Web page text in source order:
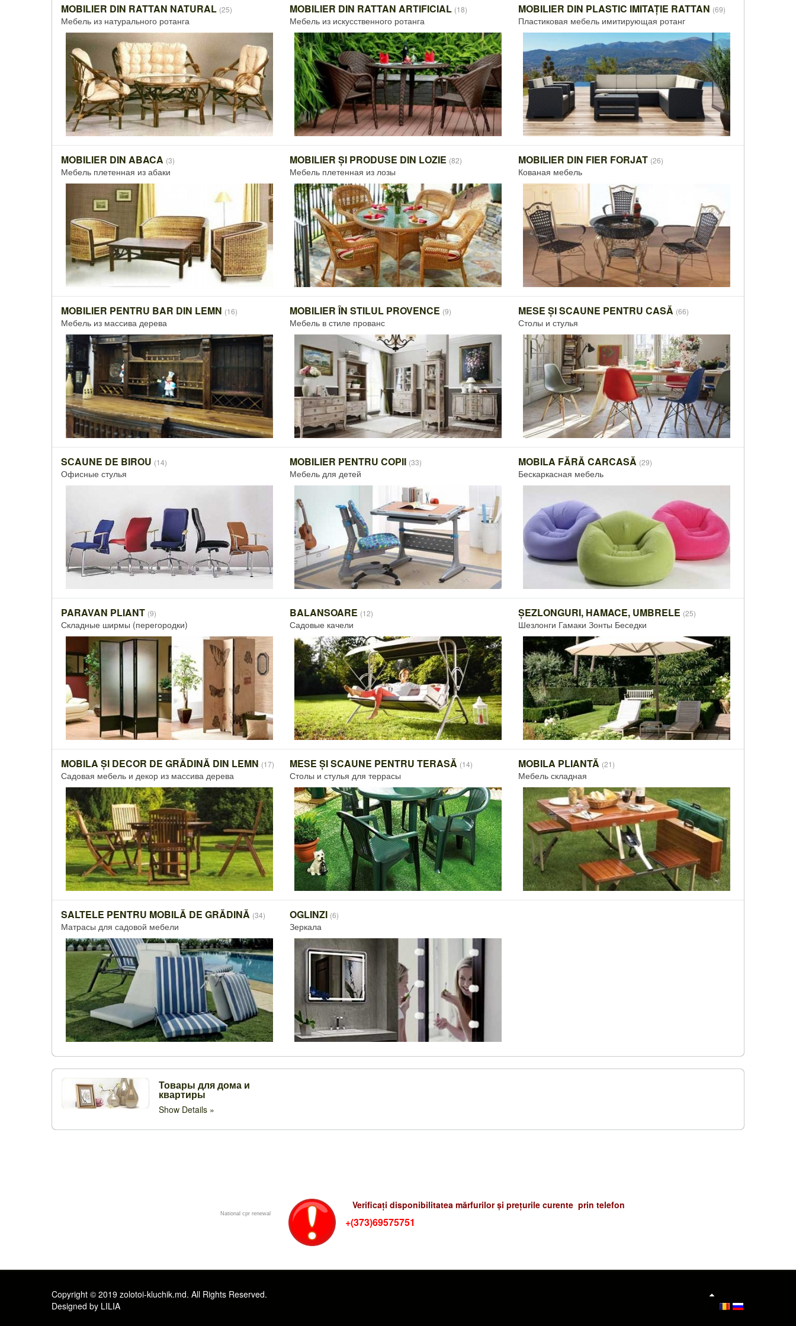
MOBILIER DIN RATTAN NATURAL (25)
Мебель из натурального ротанга
MOBILIER DIN RATTAN ARTIFICIAL (18)
Мебель из искусственного ротанга
MOBILIER DIN PLASTIC IMITAȚIE RATTAN (69)
Пластиковая мебель имитирующая ротанг
MOBILIER DIN ABACA (3)
Мебель плетенная из абаки
MOBILIER ȘI PRODUSE DIN LOZIE (82)
Мебель плетенная из лозы
MOBILIER DIN FIER FORJAT (26)
Кованая мебель
MOBILIER PENTRU BAR DIN LEMN (16)
Мебель из массива дерева
MOBILIER ÎN STILUL PROVENCE (9)
Мебель в стиле прованс
MESE ȘI SCAUNE PENTRU CASĂ (66)
Столы и стулья
SСAUNE DE BIROU (14)
Офисные стулья
MOBILIER PENTRU COPII (33)
Мебель для детей
MOBILA FĂRĂ CARCASĂ (29)
Бескаркасная мебель
PARAVAN PLIANT (9)
Складные ширмы (перегородки)
BALANSOARE (12)
Садовые качели
ȘEZLONGURI, HAMACE, UMBRELE (25)
Шезлонги Гамаки Зонты Беседки
MOBILA ȘI DECOR DE GRĂDINĂ DIN LEMN (17)
Садовая мебель и декор из массива дерева
MESE ȘI SCAUNE PENTRU TERASĂ (14)
Столы и стулья для террасы
MOBILA PLIANTĂ (21)
Мебель складная
SALTELE PENTRU MOBILĂ DE GRĂDINĂ (34)
Матрасы для садовой мебели
OGLINZI (6)
Зеркала
Товары для дома и
квартиры
Show Details
National cpr renewal
Verificați disponibilitatea mărfurilor și prețurile curente prin telefon
+(373)69575751
Copyright © 2019 zolotoi-kluchik.md. All Rights Reserved.
Designed by LILIA